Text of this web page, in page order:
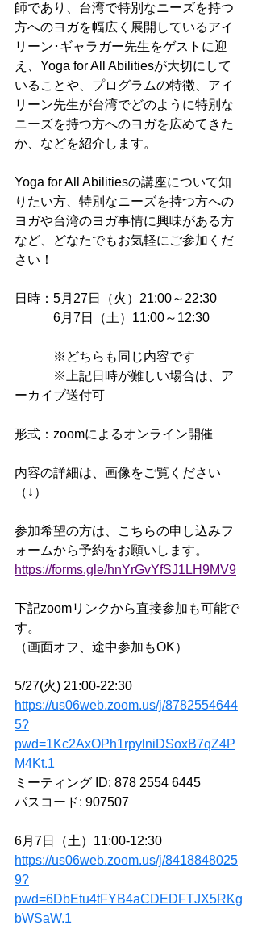
師であり、台湾で特別なニーズを持つ
方へのヨガを幅広く展開しているアイ
リーン･ギャラガー先生をゲストに迎
え、Yoga for All Abilitiesが大切にして
いることや、プログラムの特徴、アイ
リーン先生が台湾でどのように特別な
ニーズを持つ方へのヨガを広めてきた
か、などを紹介します。
Yoga for All Abilitiesの講座について知
りたい方、特別なニーズを持つ方への
ヨガや台湾のヨガ事情に興味がある方
など、どなたでもお気軽にご参加くだ
さい！
日時：5月27日（火）21:00～22:30
6月7日（土）11:00～12:30
※どちらも同じ内容です
※上記日時が難しい場合は、ア
ーカイブ送付可
形式：zoomによるオンライン開催
内容の詳細は、画像をご覧ください
（↓）
参加希望の方は、こちらの申し込みフ
ォームから予約をお願いします。
https://forms.gle/hnYrGvYfSJ1LH9MV9
下記zoomリンクから直接参加も可能で
す。
（画面オフ、途中参加もOK）
5/27(火) 21:00-22:30
https://us06web.zoom.us/j/8782554644
5?
pwd=1Kc2AxOPh1rpylniDSoxB7qZ4P
M4Kt.1
ミーティング ID: 878 2554 6445
パスコード: 907507
6月7日（土）11:00-12:30
https://us06web.zoom.us/j/8418848025
9?
pwd=6DbEtu4tFYB4aCDEDFTJX5RKg
bWSaW.1